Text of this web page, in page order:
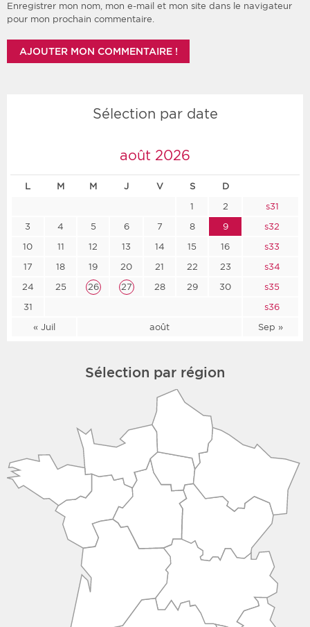
Enregistrer mon nom, mon e-mail et mon site dans le navigateur
pour mon prochain commentaire.
Sélection par date
août 2026
L M M J V S D
« Juil août Sep »
1 2
s31
3
4 5 6 7 8 9
s32
10
11 12 13 14 15 16
s33
17
18 19 20 21 22 23
s34
24
25 26 27 28 29 30
s35
31
s36
Sélection par région